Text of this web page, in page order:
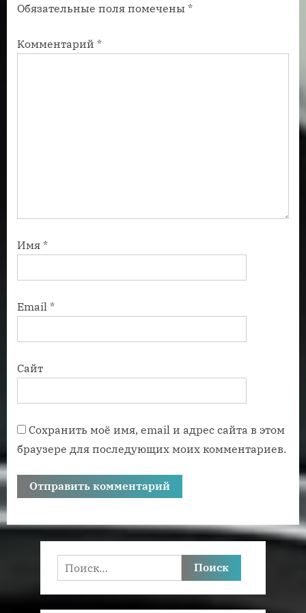
и
ь
и
ь
Обязательные поля помечены *
Комментарий *
Имя *
Email *
Сайт
Сохранить моё имя, email и адрес сайта в этом
браузере для последующих моих комментариев.
Найти: